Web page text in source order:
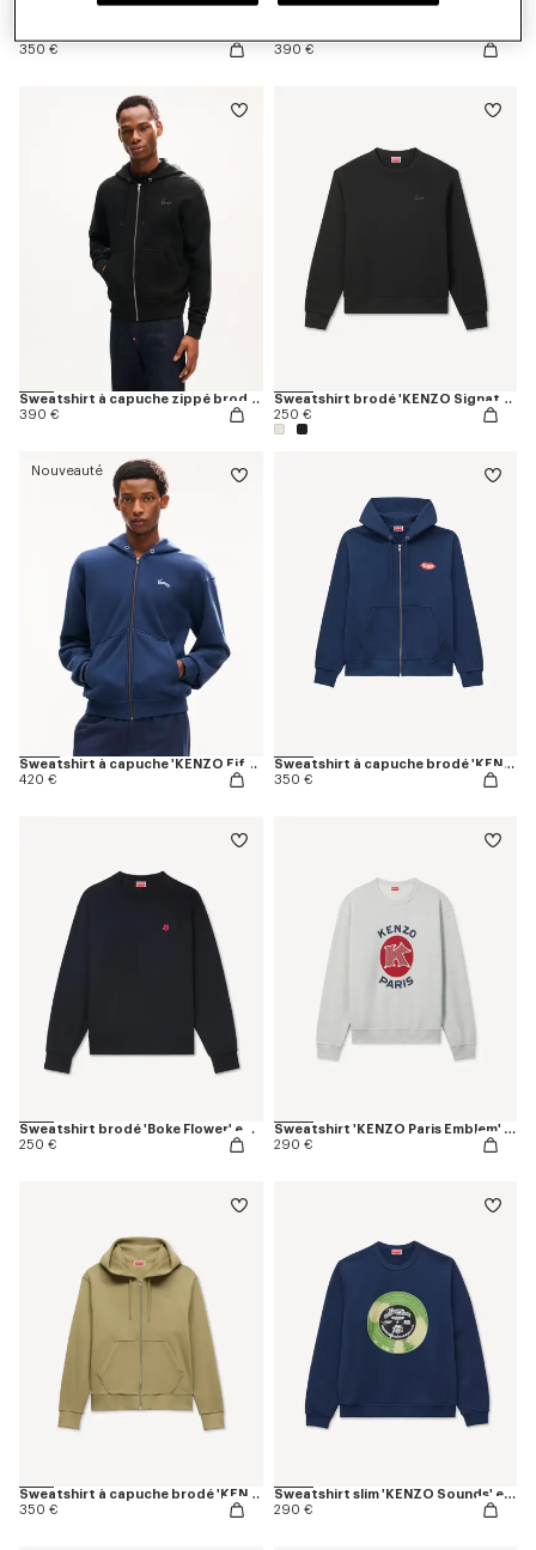
350 €
390 €
Sweatshirt à capuche zippé brodé 'KENZO Signature' en coton
390 €
Sweatshirt brodé 'KENZO Signature' en coton
250 €
Nouveauté
Sweatshirt à capuche 'KENZO Eiffel Tower Design' en coton
420 €
Sweatshirt à capuche brodé 'KENZO Loves' en coton
350 €
Sweatshirt brodé 'Boke Flower' en coton
250 €
Sweatshirt 'KENZO Paris Emblem' en coton
290 €
Sweatshirt à capuche brodé 'KENZO Signature' en coton
350 €
Sweatshirt slim 'KENZO Sounds' en coton
290 €